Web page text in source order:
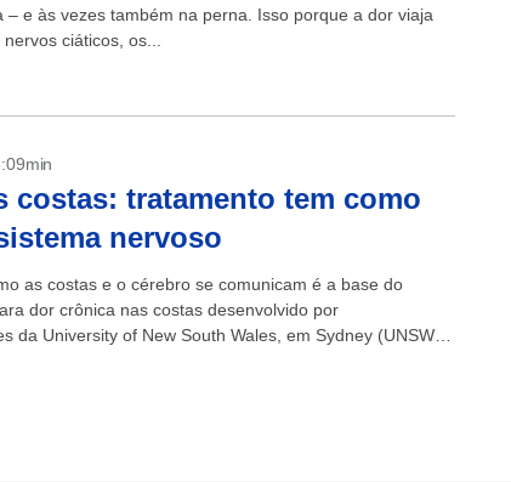
– e às vezes também na perna. Isso porque a dor viaja
ciáticos, os...
costas: tratamento tem como
nervoso
as costas e o cérebro se comunicam é a base do
dor crônica nas costas desenvolvido por
da University of New South Wales, em Sydney (UNSW),